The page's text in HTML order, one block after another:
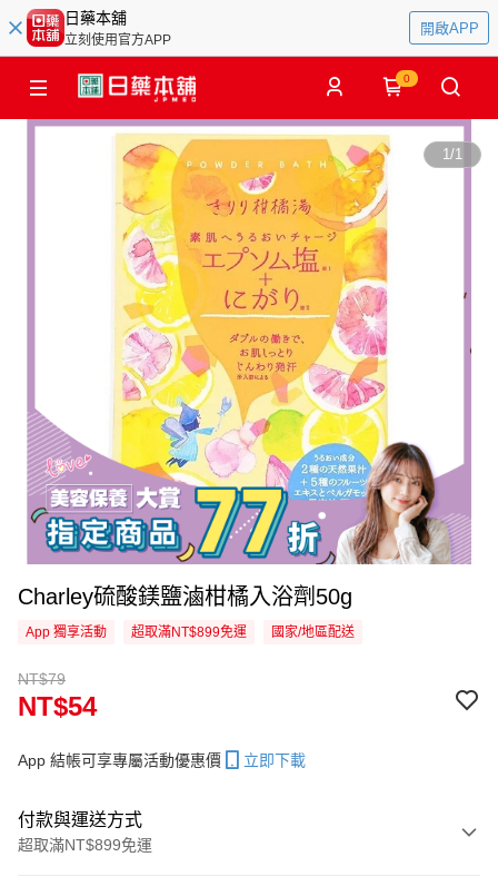
日藥本舖
立刻使用官方APP
開啟APP
0
1/1
Charley硫酸鎂鹽滷柑橘入浴劑50g
App 獨享活動 超取滿NT$899免運 國家/地區配送
NT$79
NT$54
App 結帳可享專屬活動優惠價 立即下載
付款與運送方式
超取滿NT$899免運